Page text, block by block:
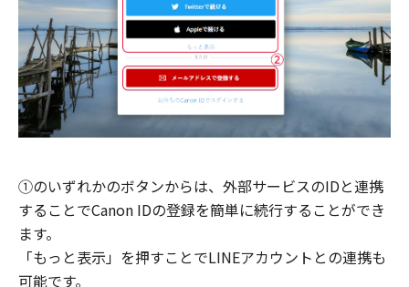
①のいずれかのボタンからは、外部サービスのIDと連携
することでCanon IDの登録を簡単に続行することができ
ます。
「もっと表示」を押すことでLINEアカウントとの連携も
可能です。